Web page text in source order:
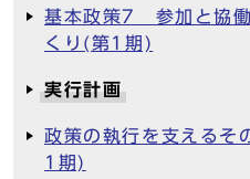
基本政策7 参加と協
くり(第1期)
実行計画
政策の執行を支えるそ
1期)